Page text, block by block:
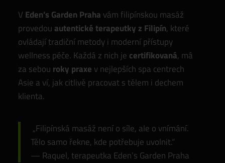
V Eden’s Garden Praha vám filipínskou masáž
provedou autentické terapeutky z Filipín, které
ovládají tradiční metody i moderní přístupy
wellness péče. Každá z nich je certifikovaná, má
za sebou roky praxe v nejlepších spa centrech
Asie a ví, jak citlivě pracovat s tělem i dechem
klienta.
„Filipínská masáž není o síle, ale o vnímání.
Tělo samo řekne, kde potřebuje uvolnit.“
— Raquel, terapeutka Eden’s Garden Praha